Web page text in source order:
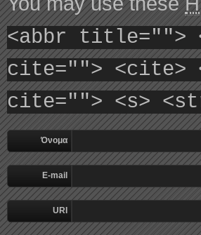
<abbr title="">
cite=""> <cite>
cite=""> <s>
Όνομα
E-mail
URI